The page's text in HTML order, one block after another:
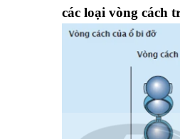
các loại vòng cách